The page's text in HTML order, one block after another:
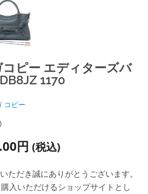
ピー エディターズバ
1170
コピー
円 (税込)
ただき誠にありがとうございます。
入いただけるショップサイトとし